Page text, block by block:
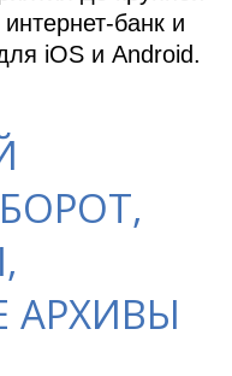
банк и
iOS и Android.
АРХИВЫ